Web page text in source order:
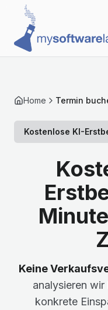
Home Termin
Kostenlose KI-
Keine
analysieren
konkrete